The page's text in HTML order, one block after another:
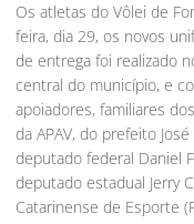
Os atletas do Vôlei de
feira, dia 29, os novos
de entrega foi realizado
central do município, e
apoiadores, familiares
da APAV, do prefeito
deputado federal Daniel
deputado estadual Jerry
Catarinense de Esporte